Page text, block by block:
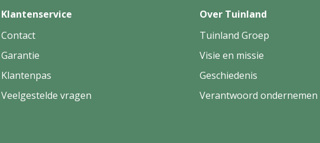
Klantenservice
Contact
Garantie
Klantenpas
Veelgestelde vragen
Over Tuinland
Tuinland Groep
Visie en missie
Geschiedenis
Verantwoord ondernemen